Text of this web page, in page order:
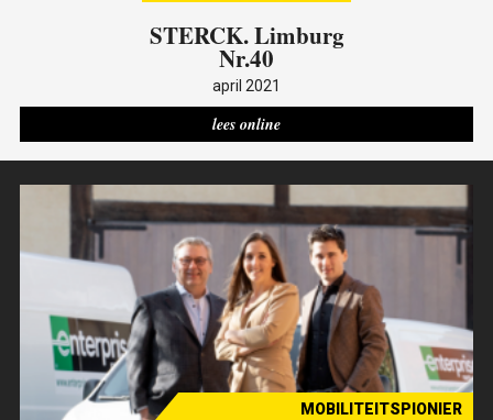
STERCK. Limburg
Nr.40
april 2021
lees online
MOBILITEITSPIONIER